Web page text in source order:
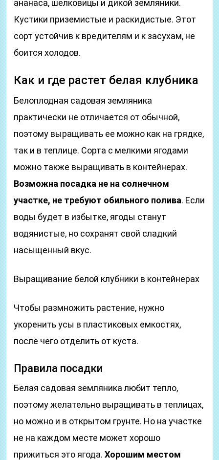
ананаса, шелковицы и дикой земляники.
Кустики приземистые и раскидистые. Этот
сорт устойчив к вредителям и к засухам, не
боится холодов.
Как и где растет белая клубника
Белоплодная садовая земляника
практически не отличается от обычной,
поэтому выращивать ее можно как на грядке,
так и в теплице. Сорта с мелкими ягодами
можно также выращивать в контейнерах.
Возможна посадка не на солнечном
участке, не требуют обильного полива. Если
воды будет в избытке, ягоды станут
водянистые, но сохранят свой сладкий
насыщенный вкус.
Выращивание белой клубники в контейнерах
Чтобы размножить растение, нужно
укоренить усы в пластиковых емкостях,
после чего отделить от куста.
Правила посадки
Белая садовая земляника любит тепло,
поэтому желательно выращивать в теплицах,
но можно и в открытом грунте. Но на участке
не на каждом месте может хорошо
прижиться это ягода.Хорошим местом